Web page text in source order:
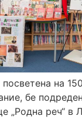
на
бе
„Родна реч“ в